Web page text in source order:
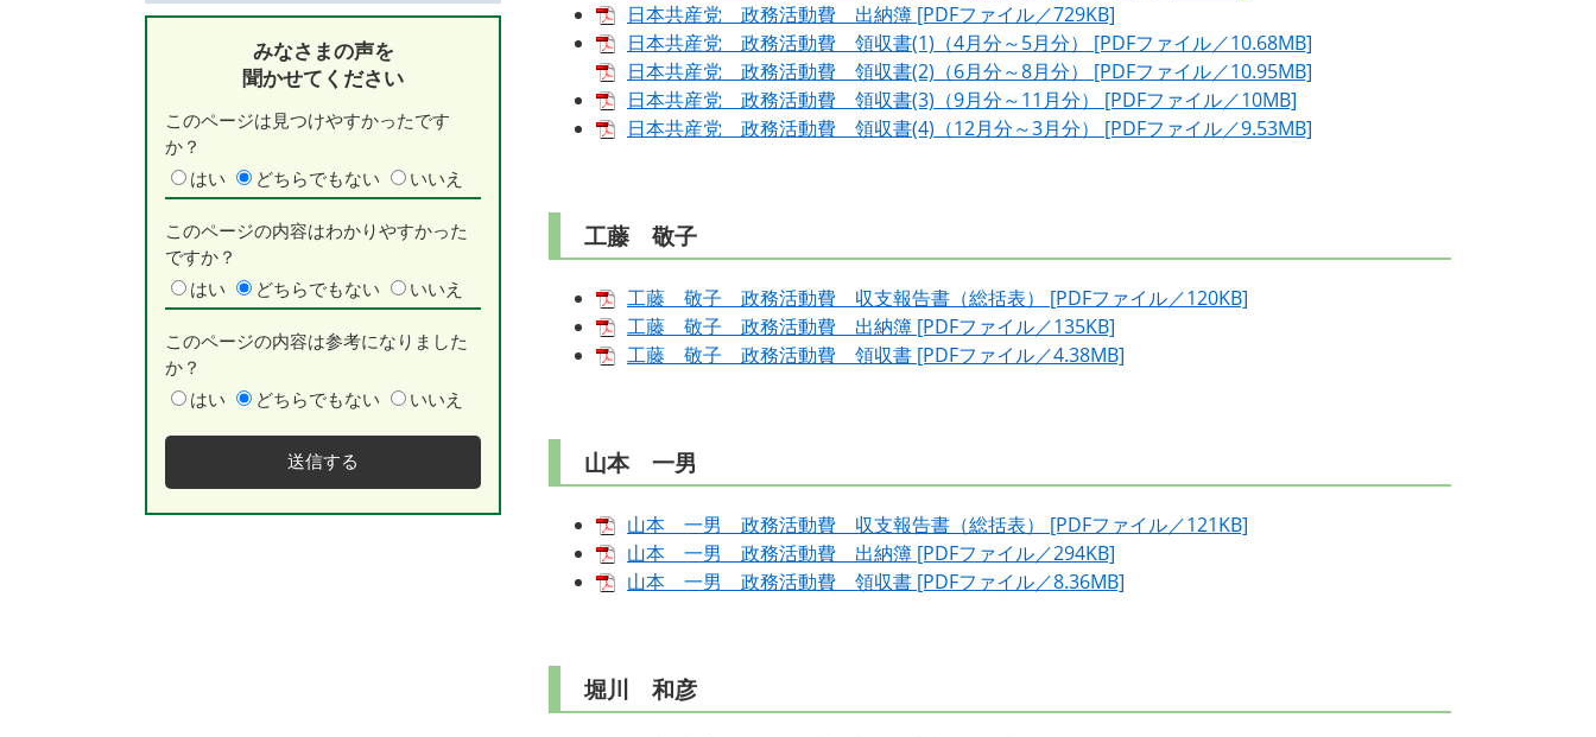
日本共産党 政務活動費 出納簿 [PDFファイル／729KB]
日本共産党 政務活動費 領収書(1)（4月分～5月分） [PDFファイル／10.68MB]
日本共産党 政務活動費 領収書(2)（6月分～8月分） [PDFファイル／10.95MB]
日本共産党 政務活動費 領収書(3)（9月分～11月分） [PDFファイル／10MB]
日本共産党 政務活動費 領収書(4)（12月分～3月分） [PDFファイル／9.53MB]
工藤 敬子
工藤 敬子 政務活動費 収支報告書（総括表） [PDFファイル／120KB]
工藤 敬子 政務活動費 出納簿 [PDFファイル／135KB]
工藤 敬子 政務活動費 領収書 [PDFファイル／4.38MB]
山本 一男
山本 一男 政務活動費 収支報告書（総括表） [PDFファイル／121KB]
山本 一男 政務活動費 出納簿 [PDFファイル／294KB]
山本 一男 政務活動費 領収書 [PDFファイル／8.36MB]
堀川 和彦
みなさまの声を
聞かせてください
このページは見つけやすかったです
か？
はい
どちらでもない いいえ
このページの内容はわかりやすかった
ですか？
はい
どちらでもない いいえ
このページの内容は参考になりました
か？
はい
どちらでもない いいえ